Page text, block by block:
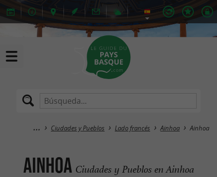
Ciudades y Pueblos Lado francés Ainhoa Ainhoa
Ainhoa Ciudades y Pueblos en Ainhoa